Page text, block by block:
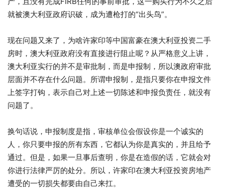
就被澳大利亚政府识破，成为遭枪打的“出头鸟”。
现在问题又来了，为啥许家印等中国富豪在澳大利亚投资二手
房时，澳大利亚政府没有直接进行阻止呢？从严格意义上讲，
澳大利亚实行的并不是审批制，而是申报制，所以澳政府审批
层面并不存在什么问题。所谓申报制，是指只要你在申报文件
上签字打钩，表示自己对上述一切陈述和申报负责任，就没有
问题了。
换句话说，申报制度是指，审核单位会假设你是一个诚实的
人，你只要申报的所有东西，它都认为你是真实的，并且给予
通过。但是，如果一旦事后查明，你是在造假的话，它就会对
你进行法律严厉的处分。所以，许家印在澳大利亚投资房地产
遭受的一切损失都要由自己来扛。